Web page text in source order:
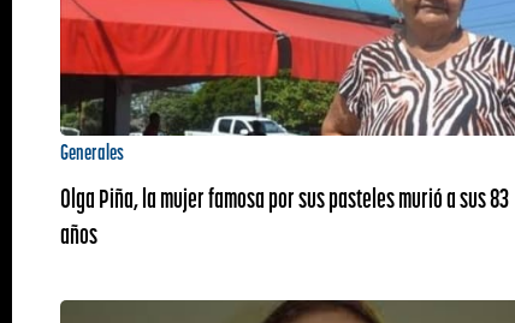
Generales
Olga Piña, la mujer famosa por sus pasteles murió a sus 83
años